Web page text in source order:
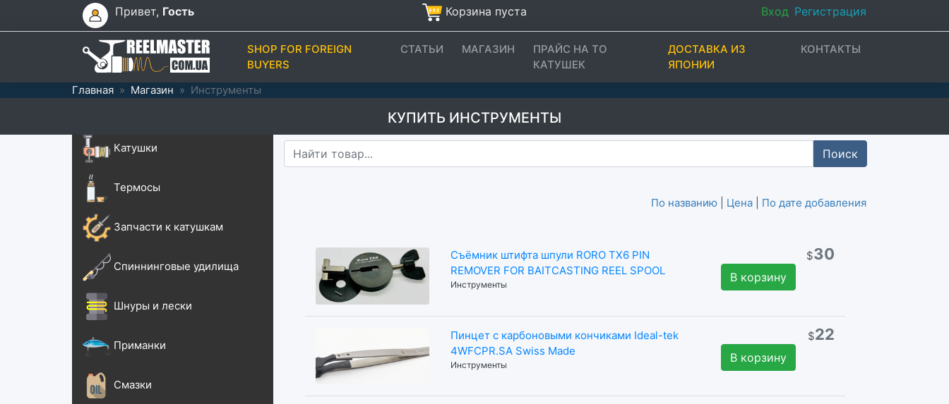
Привет, Гость Корзина пуста Вход Регистрация
SHOP FOR FOREIGN
BUYERS
СТАТЬИ МАГАЗИН
ПРАЙС НА ТО
КАТУШЕК
ДОСТАВКА ИЗ
ЯПОНИИ
КОНТАКТЫ
Главная » Магазин » Инструменты
КУПИТЬ ИНСТРУМЕНТЫ
Катушки
Термосы
Запчасти к катушкам
Спиннинговые удилища
Шнуры и лески
Приманки
Смазки
Поиск
По названию Цена По дате добавления
Съёмник штифта шпули RORO TX6 PIN
REMOVER FOR BAITCASTING REEL SPOOL
Инструменты
$30
В корзину
Пинцет с карбоновыми кончиками Ideal-tek
4WFCPR.SA Swiss Made
Инструменты
$22
В корзину